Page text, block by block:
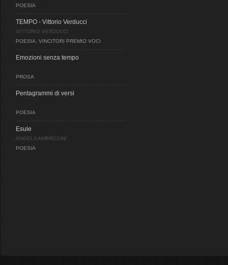
POESIA
TEMPO - Vittorio Verducci
VITTORIO VERDUCCI
POESIA
VINCITORI PREMIO VOCI
Emozioni senza tempo
PROSA
Pentagrammi di versi
POESIA
Esule
ANGELA AMBROSINI
POESIA